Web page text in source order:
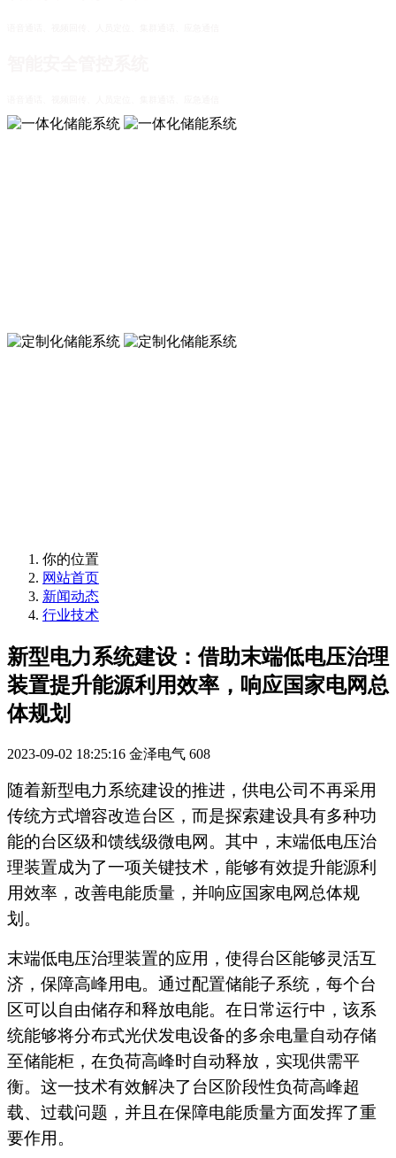
你的位置
网站首页
新闻动态
行业技术
新型电力系统建设：借助末端低电压治理
装置提升能源利用效率，响应国家电网总
体规划
2023-09-02 18:25:16 金泽电气 608
随着新型电力系统建设的推进，供电公司不再采用
传统方式增容改造台区，而是探索建设具有多种功
能的台区级和馈线级微电网。其中，末端低电压治
理装置成为了一项关键技术，能够有效提升能源利
用效率，改善电能质量，并响应国家电网总体规
划。
末端低电压治理装置的应用，使得台区能够灵活互
济，保障高峰用电。通过配置储能子系统，每个台
区可以自由储存和释放电能。在日常运行中，该系
统能够将分布式光伏发电设备的多余电量自动存储
至储能柜，在负荷高峰时自动释放，实现供需平
衡。这一技术有效解决了台区阶段性负荷高峰超
载、过载问题，并且在保障电能质量方面发挥了重
要作用。